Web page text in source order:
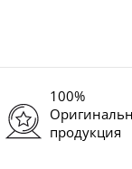
100%
продукция